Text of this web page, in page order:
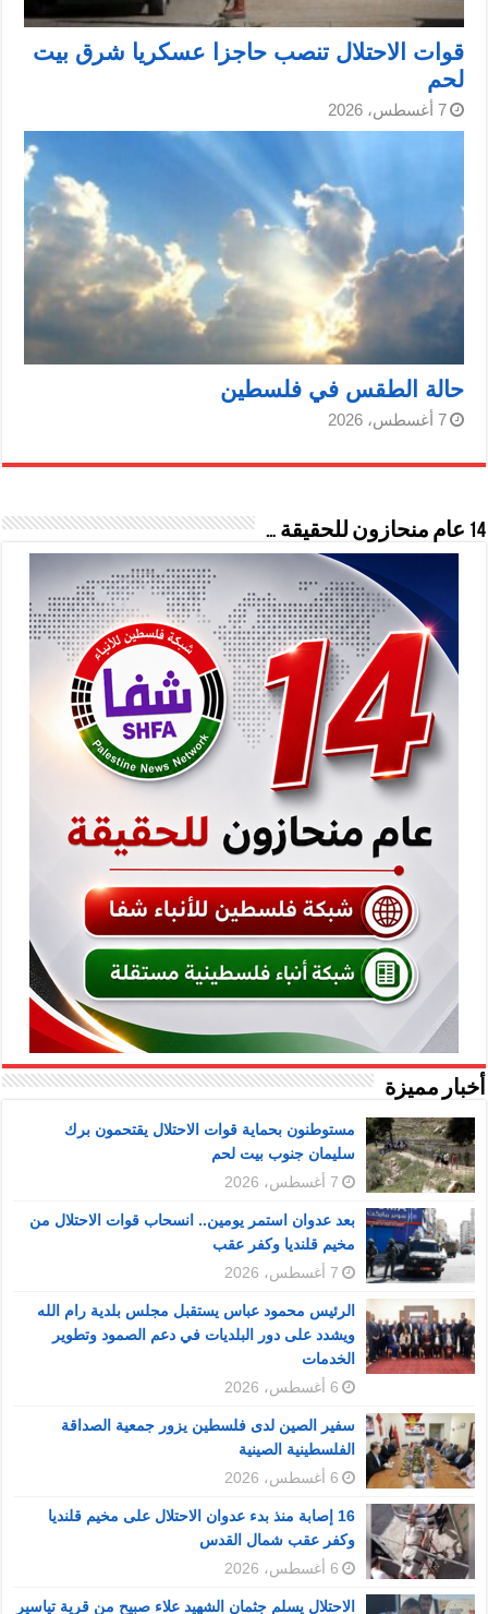
قوات الاحتلال تنصب حاجزا عسكريا شرق بيت
لحم
7 أغسطس، 2026
حالة الطقس في فلسطين
7 أغسطس، 2026
14 عام منحازون للحقيقة …
أخبار مميزة
مستوطنون بحماية قوات الاحتلال يقتحمون برك
سليمان جنوب بيت لحم
7 أغسطس، 2026
بعد عدوان استمر يومين.. انسحاب قوات الاحتلال من
مخيم قلنديا وكفر عقب
7 أغسطس، 2026
الرئيس محمود عباس يستقبل مجلس بلدية رام الله
ويشدد على دور البلديات في دعم الصمود وتطوير
الخدمات
6 أغسطس، 2026
سفير الصين لدى فلسطين يزور جمعية الصداقة
الفلسطينية الصينية
6 أغسطس، 2026
16 إصابة منذ بدء عدوان الاحتلال على مخيم قلنديا
وكفر عقب شمال القدس
6 أغسطس، 2026
الاحتلال يسلم جثمان الشهيد علاء صبيح من قرية تياسير